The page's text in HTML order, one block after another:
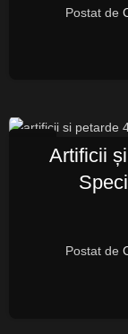
Postat de
Artificii
Postat de